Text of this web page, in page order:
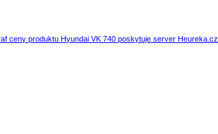
ceny produktu Hyundai VK 740 poskytuje server Heureka.cz